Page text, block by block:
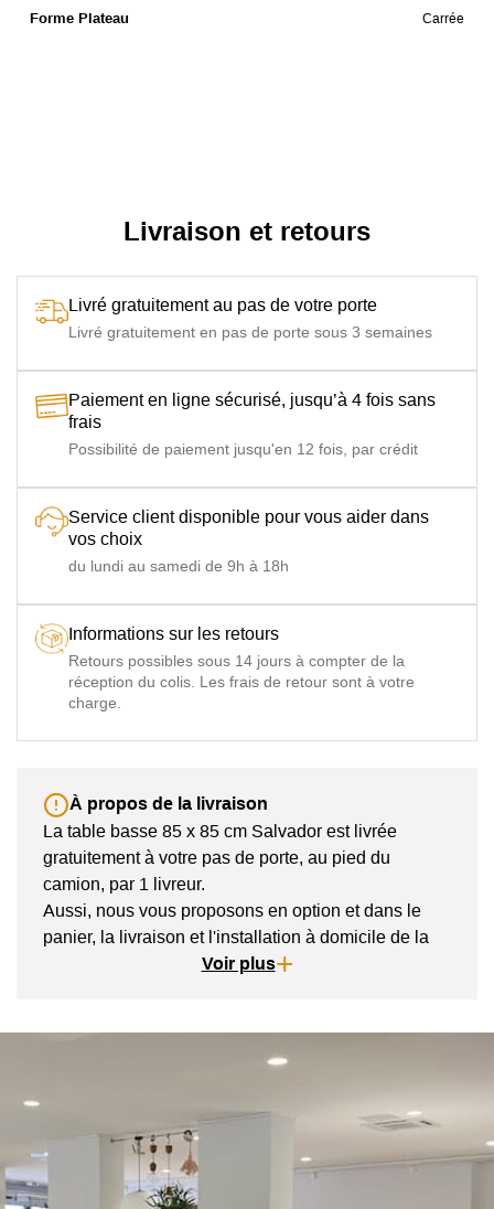
Forme Plateau Carrée
Livraison et retours
Livré gratuitement au pas de votre porte
Livré gratuitement en pas de porte sous 3 semaines
Paiement en ligne sécurisé, jusqu’à 4 fois sans
frais
Possibilité de paiement jusqu'en 12 fois, par crédit
Service client disponible pour vous aider dans
vos choix
du lundi au samedi de 9h à 18h
Informations sur les retours
Retours possibles sous 14 jours à compter de la
réception du colis. Les frais de retour sont à votre
charge.
À propos de la livraison
La table basse 85 x 85 cm Salvador est livrée
gratuitement à votre pas de porte, au pied du
camion, par 1 livreur.
Aussi, nous vous proposons en option et dans le
panier, la livraison et l'installation à domicile de la
table basse par 2 livreurs.
Voir plus